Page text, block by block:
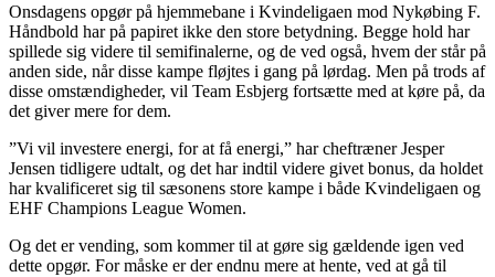
Onsdagens opgør på hjemmebane i Kvindeligaen mod Nykøbing F.
Håndbold har på papiret ikke den store betydning. Begge hold har
spillede sig videre til semifinalerne, og de ved også, hvem der står på
anden side, når disse kampe fløjtes i gang på lørdag. Men på trods af
disse omstændigheder, vil Team Esbjerg fortsætte med at køre på, da
det giver mere for dem.
”Vi vil investere energi, for at få energi,” har cheftræner Jesper
Jensen tidligere udtalt, og det har indtil videre givet bonus, da holdet
har kvalificeret sig til sæsonens store kampe i både Kvindeligaen og
EHF Champions League Women.
Og det er vending, som kommer til at gøre sig gældende igen ved
dette opgør. For måske er der endnu mere at hente, ved at gå til